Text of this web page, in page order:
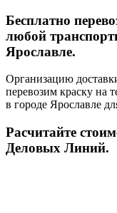
Бесплатно
любой
Ярославле.
Организацию
перевозим краску на
в городе Ярославле
Расчитайте
Деловых Линий.